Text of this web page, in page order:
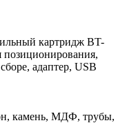
картридж BT-
позиционирования,
адаптер, USB
камень, МДФ, трубы,